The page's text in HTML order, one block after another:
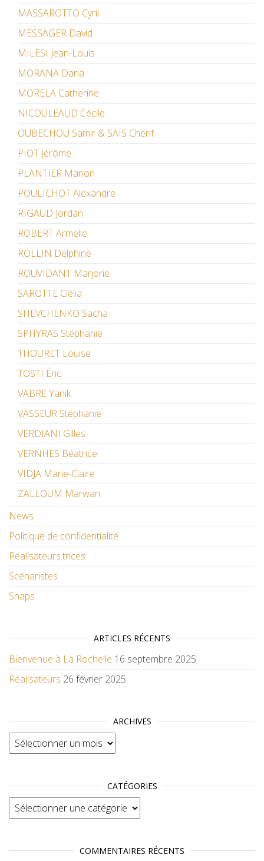
MASSAROTTO Cyril
MESSAGER David
MILESI Jean-Louis
MORANA Daria
MORELA Catherine
NICOULEAUD Cécile
OUBECHOU Samir & SAÏS Cherif
PIOT Jérôme
PLANTIER Marion
POULICHOT Alexandre
RIGAUD Jordan
ROBERT Armelle
ROLLIN Delphine
ROUVIDANT Marjorie
SAROTTE Clélia
SHEVCHENKO Sacha
SPHYRAS Stéphanie
THOURET Louise
TOSTI Éric
VABRE Yanik
VASSEUR Stéphanie
VERDIANI Gilles
VERNHES Béatrice
VIDJA Marie-Claire
ZALLOUM Marwan
News
Politique de confidentialité
Réalisateurs.trices
Scénaristes
Snaps
ARTICLES RÉCENTS
Bienvenue à La Rochelle 16 septembre 2025
Réalisateurs 26 février 2025
ARCHIVES
Archives
CATÉGORIES
Catégories
COMMENTAIRES RÉCENTS